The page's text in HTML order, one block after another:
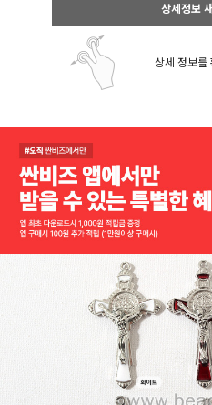
상세정보
상세 정보를